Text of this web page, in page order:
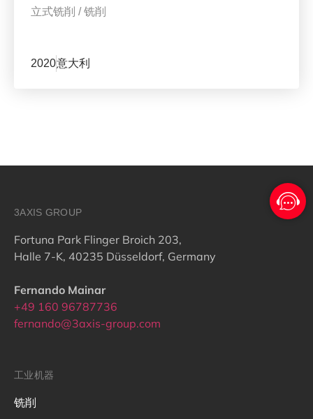
立式铣削 /铣削
2020意大利
3AXIS GROUP
Fortuna Park Flinger Broich 203,
Halle 7-K, 40235 Düsseldorf, Germany
Fernando Mainar
+49 160 96787736
fernando@3axis-group.com
工业机器
铣削